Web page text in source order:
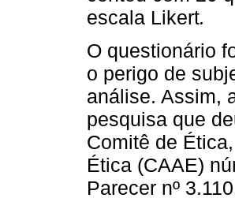
escala Likert.
O questionário
o perigo de
análise. Assim,
pesquisa que
Comitê de
Ética (CAAE)
Parecer nº